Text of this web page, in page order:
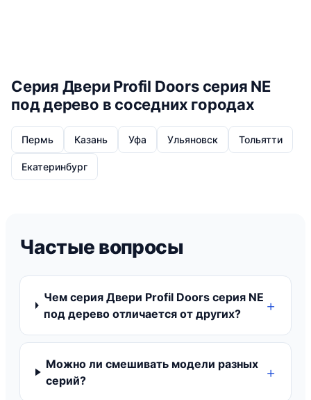
Серия Двери Profil Doors серия NE
под дерево в соседних городах
Пермь Казань Уфа Ульяновск Тольятти
Екатеринбург
Частые вопросы
Чем серия Двери Profil Doors серия NE
под дерево отличается от других?
Можно ли смешивать модели разных
серий?